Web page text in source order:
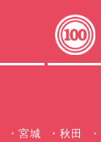
宮城 秋田